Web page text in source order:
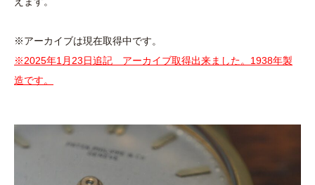
※アーカイブは現在取得中です。
※2025年1月23日追記 アーカイブ取得出来ました。1938年製
造です。